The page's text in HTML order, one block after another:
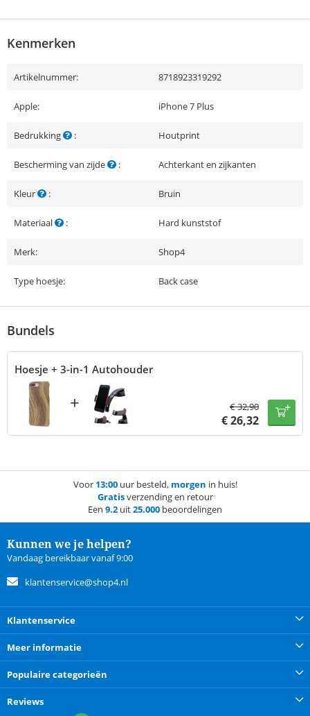
Kenmerken
Artikelnummer: 8718923319292
Apple: iPhone 7 Plus
Bedrukking : Houtprint
Bescherming van zijde : Achterkant en zijkanten
Kleur : Bruin
Materiaal : Hard kunststof
Merk: Shop4
Type hoesje: Back case
Bundels
Hoesje + 3-in-1 Autohouder
+ €32,90
€26,32
Voor 13:00uur besteld, morgen in huis!
Gratisverzending en retour
Een 9.2 uit25.000 beoordelingen
Kunnen we je helpen?
Vandaag bereikbaar vanaf 9:00
klantenservice@shop4.nl
Klantenservice
Meer informatie
Populaire categorieën
Reviews